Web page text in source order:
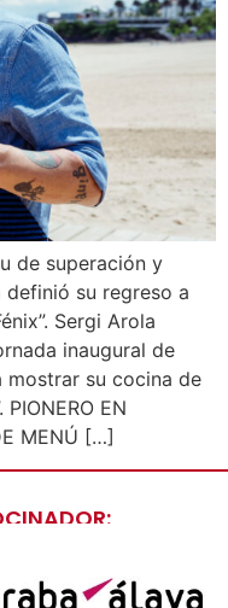
de superación y
su regreso a
Sergi Arola
inaugural de
mostrar su cocina de
EN
MENÚ […]